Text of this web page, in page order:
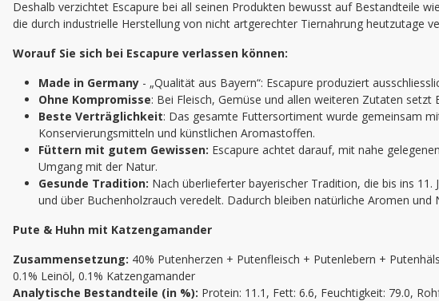
Deshalb verzichtet Escapure bei all seinen Produkten bewusst auf Bestandteile
die durch industrielle Herstellung von nicht artgerechter Tiernahrung heutzutage
Worauf Sie sich bei Escapure verlassen können:
Made in Germany - „Qualität aus Bayern“: Escapure produziert
Ohne Kompromisse: Bei Fleisch, Gemüse und allen weiteren Zutaten
Beste Verträglichkeit: Das gesamte Futtersortiment wurde gemeinsam
Konservierungsmitteln und künstlichen Aromastoffen.
Füttern mit gutem Gewissen: Escapure achtet darauf, mit nahe
Umgang mit der Natur.
Gesunde Tradition: Nach überlieferter bayerischer Tradition, die bis ins
und über Buchenholzrauch veredelt. Dadurch bleiben natürliche Aromen und
Pute & Huhn mit Katzengamander
Zusammensetzung: 40% Putenherzen + Putenfleisch + Putenlebern +
0.1% Leinöl, 0.1% Katzengamander
Analytische Bestandteile (in %): Protein: 11.1, Fett: 6.6, Feuchtigkeit: 79.0,